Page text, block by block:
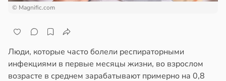
© Magnific.com
Люди, которые часто болели респираторными
инфекциями в первые месяцы жизни, во взрослом
возрасте в среднем зарабатывают примерно на 0,8